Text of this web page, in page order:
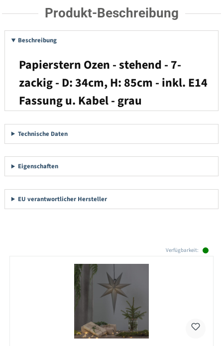
Produkt-Beschreibung
Beschreibung
Papierstern Ozen - stehend - 7-
zackig - D: 34cm, H: 85cm - inkl. E14
Fassung u. Kabel - grau
Technische Daten
Eigenschaften
EU verantwortlicher Hersteller
Verfügbarkeit: